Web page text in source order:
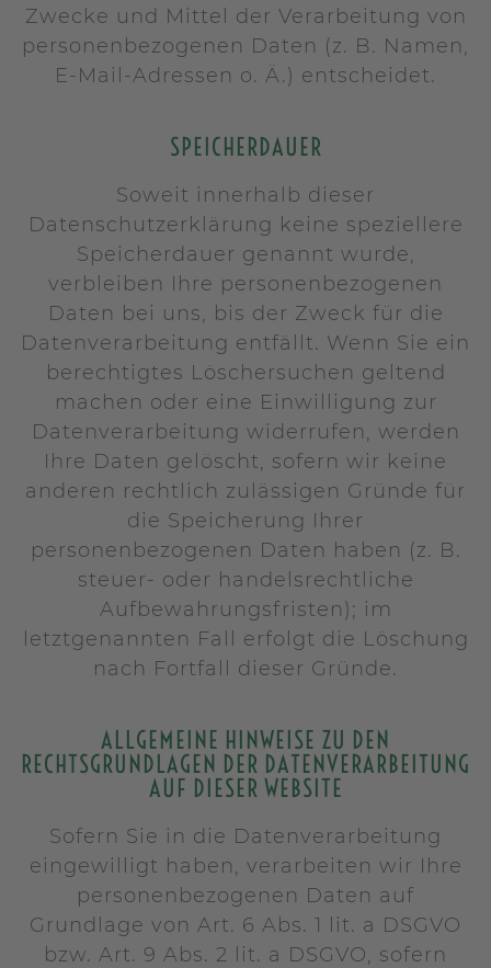
Zwecke und Mittel der Verarbeitung von
personenbezogenen Daten (z. B. Namen,
E-Mail-Adressen o. Ä.) entscheidet.
SPEICHERDAUER
Soweit innerhalb dieser
Datenschutzerklärung keine speziellere
Speicherdauer genannt wurde,
verbleiben Ihre personenbezogenen
Daten bei uns, bis der Zweck für die
Datenverarbeitung entfällt. Wenn Sie ein
berechtigtes Löschersuchen geltend
machen oder eine Einwilligung zur
Datenverarbeitung widerrufen, werden
Ihre Daten gelöscht, sofern wir keine
anderen rechtlich zulässigen Gründe für
die Speicherung Ihrer
personenbezogenen Daten haben (z. B.
steuer- oder handelsrechtliche
Aufbewahrungsfristen); im
letztgenannten Fall erfolgt die Löschung
nach Fortfall dieser Gründe.
ALLGEMEINE HINWEISE ZU DEN
RECHTSGRUNDLAGEN DER DATENVERARBEITUNG
AUF DIESER WEBSITE
Sofern Sie in die Datenverarbeitung
eingewilligt haben, verarbeiten wir Ihre
personenbezogenen Daten auf
Grundlage von Art. 6 Abs. 1 lit. a DSGVO
bzw. Art. 9 Abs. 2 lit. a DSGVO, sofern